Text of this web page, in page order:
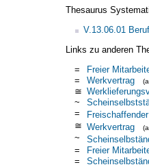
Thesaurus
V.13.06.01
Links zu anderen
=
Freier
=
Werkvertrag
≅
~
=
Freischaffender
≅ Werkvertrag
~
=
Freier
=